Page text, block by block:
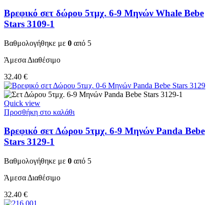
Βρεφικό σετ δώρου 5τμχ. 6-9 Μηνών Whale Bebe
Stars 3109-1
Βαθμολογήθηκε με 0 από 5
Άμεσα Διαθέσιμο
32.40 €
Quick view
Προσθήκη στο καλάθι
Βρεφικό σετ Δώρου 5τμχ. 6-9 Μηνών Panda Bebe
Stars 3129-1
Βαθμολογήθηκε με 0 από 5
Άμεσα Διαθέσιμο
32.40 €